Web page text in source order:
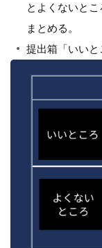
とよくないと
まとめる。
提出箱「いいと